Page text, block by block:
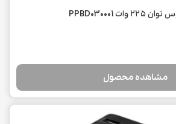
مشاهده محصول